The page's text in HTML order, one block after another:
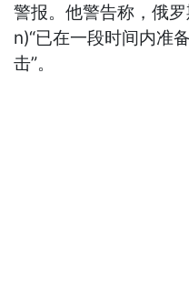
警报。他警告称，俄
n)“已在一段时间内准
击”。